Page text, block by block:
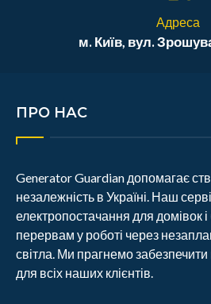
Адреса
м. Київ, вул.
ПРО НАС
Generator Guardian допомагає
незалежність в Україні. Наш
електропостачання для домівок і
перервам у роботі через
світла. Ми прагнемо
для всіх наших клієнтів.